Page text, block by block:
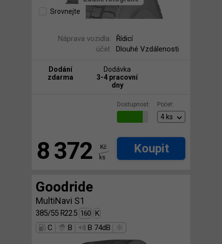
Srovnejte
Náprava vozidla:
Řídicí
účel:
Dlouhé Vzdálenosti
Dodání
zdarma
Dodávka
3-4 pracovní
dny
Dostupnost: Počet:
8 372
Kč
ks
Koupit
Goodride
MultiNavi S1
385/55 R22.5 160 K
C
B B 74dB